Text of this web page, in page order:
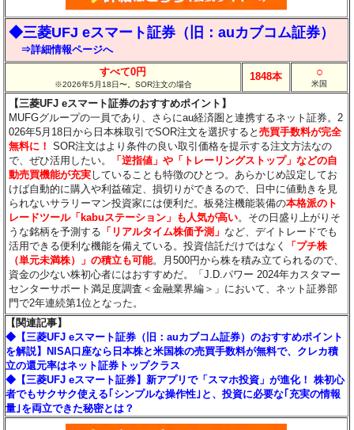
◆三菱UFJ eスマート証券（旧：auカブコム証券）
⇒詳細情報ページへ
すべて0円
※2026年5月18日〜。SOR注文の場合
1848本 ○
米国
【三菱UFJ eスマート証券のおすすめポイント】
MUFGグループの一員であり、さらにau経済圏と連携するネット証券。2
026年5月18日から日本株取引でSOR注文を選択すると売買手数料が完全
無料に！ SOR注文はより条件の良い取引価格を提示する注文方法なの
で、ぜひ活用したい。
「逆指値」や「トレーリングストップ」などの自
動売買機能が充実していることも特徴のひとつ。あらかじめ設定してお
けば自動的に購入や利益確定、損切りができるので、日中に値動きを見
られないサラリーマン投資家には便利だ。板発注機能装備の本格派のト
レードツール「kabuステーション」も人気が高い。その日盛り上がりそ
うな銘柄を予測する 「リアルタイム株価予測」 など、デイトレードでも
活用できる便利な機能を備えている。投資信託だけではなく
「プチ株
（単元未満株）」の積立も可能。月500円から株を積み立てられるので、
資金の少ない株初心者にはおすすめだ。「J.D.パワー 2024年カスタマー
センターサポート満足度調査＜金融業界編＞」において、ネット証券部
門で2年連続第1位となった。
【関連記事】
◆【三菱UFJ eスマート証券（旧：auカブコム証券）のおすすめポイント
を解説】NISA口座なら日本株と米国株の売買手数料が無料で、クレカ積
立の還元率はネット証券トップクラス
◆【三菱UFJ eスマート証券】新アプリで「スマホ投資」が進化！ 株初心
者でもサクサク使える｢シンプルな操作性｣と、投資に必要な｢充実の情報
量｣を両立できた秘密とは？